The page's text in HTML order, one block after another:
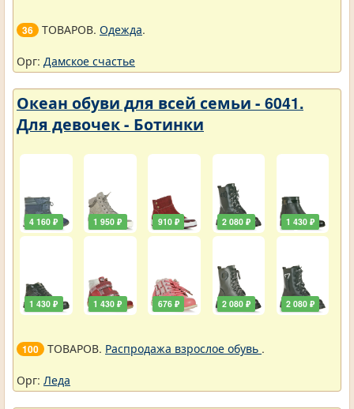
36 ТОВАРОВ. Одежда.
Орг: Дамское счастье
Океан обуви для всей семьи - 6041.
Для девочек - Ботинки
4 160 ₽
1 430 ₽
1 950 ₽
1 430 ₽
910 ₽
676 ₽
2 080 ₽
2 080 ₽
1 430 ₽
2 080 ₽
100 ТОВАРОВ. Распродажа взрослое обувь .
Орг: Леда